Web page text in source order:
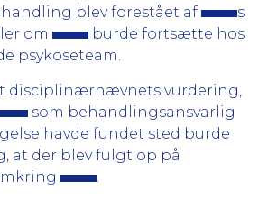
blev forestået af
s
om
burde fortsætte hos
psykoseteam.
disciplinærnævnets vurdering,
som behandlingsansvarlig
havde fundet sted burde
at der blev fulgt op på